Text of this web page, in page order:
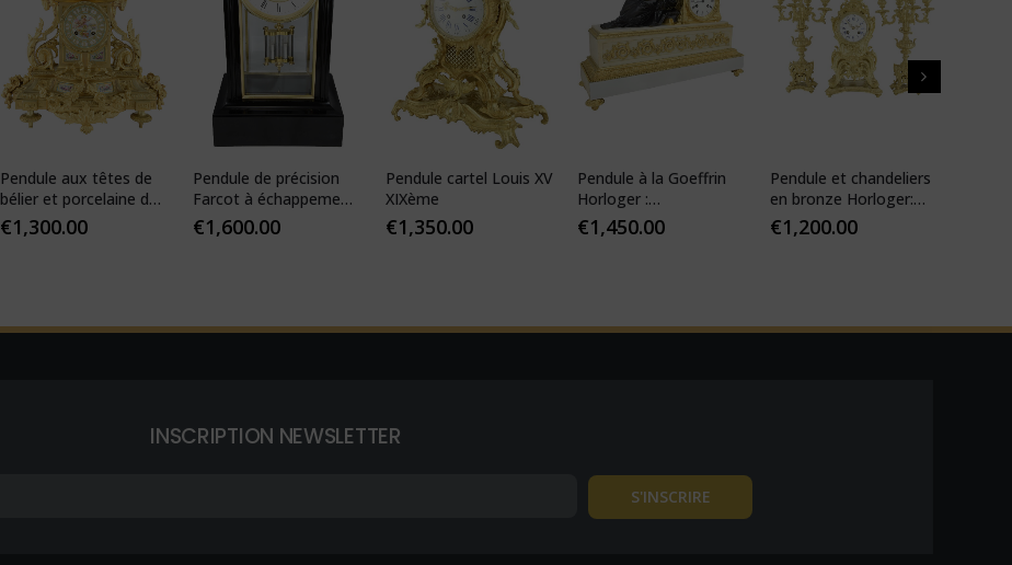
Pendule aux têtes de
bélier et porcelaine de
Paris
€1,300.00
Pendule de précision
Farcot à échappement
Brocot visible
€1,600.00
Pendule cartel Louis XV
XIXème
€1,350.00
Pendule à la Goeffrin
Horloger :
Desfontaines 1850
€1,450.00
Pendule et chandeliers
en bronze Horloger:
Mougin
€1,200.00
INSCRIPTION NEWSLETTER